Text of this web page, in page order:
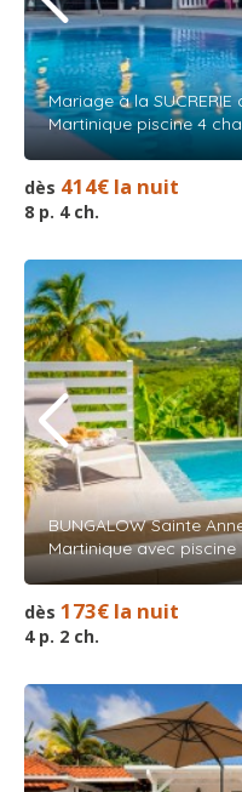
Mariage à la
Martinique piscine 4
dès 414€ la nuit
8 p. 4 ch.
BUNGALOW Sainte
Martinique avec piscine
dès 173€ la nuit
4 p. 2 ch.